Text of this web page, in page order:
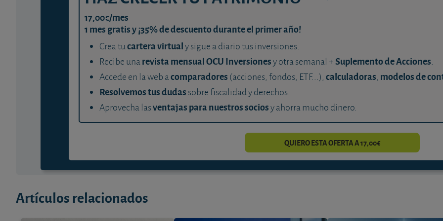
17,00€/mes
1 mes gratis y ¡35% de descuento durante el primer año!
Crea tucartera virtualy sigue a diario tus inversiones.
Recibe unarevista mensual OCU Inversionesy otra semanal +Suplemento de Acciones.
Accede en la web acomparadores (acciones, fondos, ETF...), calculadoras, modelos de
Resolvemos tus dudas sobre fiscalidad y derechos.
Aprovecha lasventajas para nuestros sociosy ahorra mucho dinero.
QUIERO ESTA OFERTA A 17,00€
Artículos relacionados